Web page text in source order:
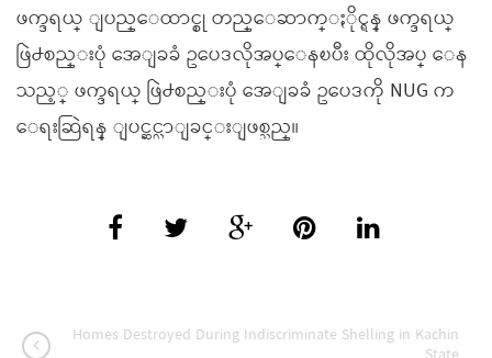
ဖက္ဒရယ္ ျပည္ေထာင္စု တည္ေဆာက္ႏိုင္ရန္ ဖက္ဒရယ္
ဖြဲ႕စည္းပုံ အေျခခံ ဥပေဒလိုအပ္ေနၿပီး ထိုလိုအပ္ ေန
သည့္ ဖက္ဒရယ္ ဖြဲ႕စည္းပုံ အေျခခံ ဥပေဒကို NUG က
ေရးဆြဲရန္ ျပင္ဆင္လာျခင္းျဖစ္သည္။
Homes Destroyed During Indiscriminate Shelling in Kachin